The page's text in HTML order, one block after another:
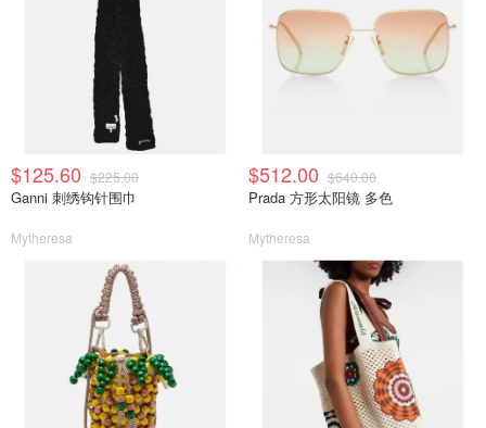
$125.60 $225.00
Ganni 刺绣钩针围巾
Mytheresa
$512.00 $640.00
Prada 方形太阳镜 多色
Mytheresa